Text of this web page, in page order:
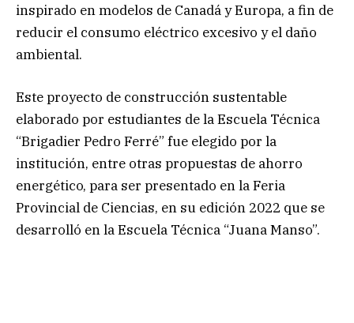
inspirado en modelos de Canadá y Europa, a fin de
reducir el consumo eléctrico excesivo y el daño
ambiental.
Este proyecto de construcción sustentable
elaborado por estudiantes de la Escuela Técnica
“Brigadier Pedro Ferré” fue elegido por la
institución, entre otras propuestas de ahorro
energético, para ser presentado en la Feria
Provincial de Ciencias, en su edición 2022 que se
desarrolló en la Escuela Técnica “Juana Manso”.